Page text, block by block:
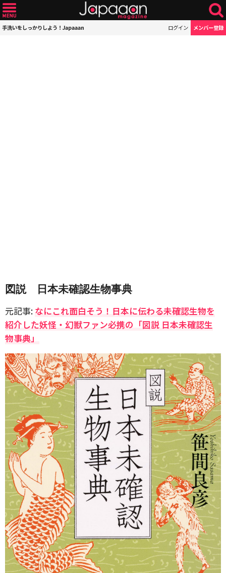
手洗いをしっかりしよう！Japaaan ログイン メンバー登録
図説 日本未確認生物事典
元記事: なにこれ面白そう！日本に伝わる未確認生物を
紹介した妖怪・幻獣ファン必携の「図説 日本未確認生
物事典」